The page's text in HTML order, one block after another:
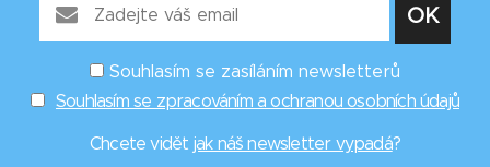
Souhlasím se zasíláním newsletterů
Souhlasím se zpracováním a ochranou osobních údajů
Chcete vidět jak náš newsletter vypadá?